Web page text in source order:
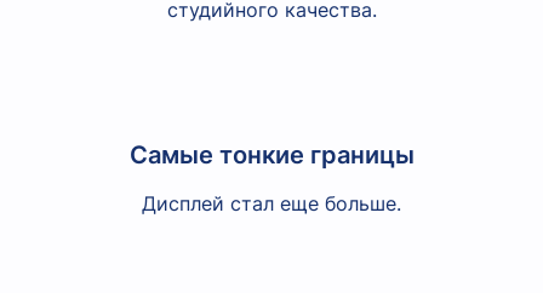
студийного качества.
Самые тонкие границы
Дисплей стал еще больше.